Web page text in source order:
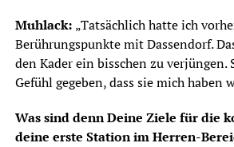
Muhlack: „Tatsächlich hatte ich
Berührungspunkte mit Dassendorf.
den Kader ein bisschen zu verjüngen.
Gefühl gegeben, dass sie mich haben
Was sind denn Deine Ziele für die
deine erste Station im Herren-